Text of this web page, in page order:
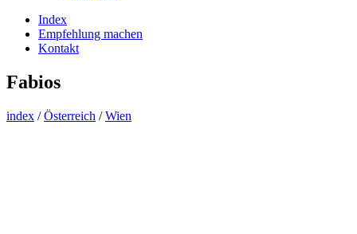
Index
Empfehlung machen
Kontakt
Fabios
index /Österreich /Wien